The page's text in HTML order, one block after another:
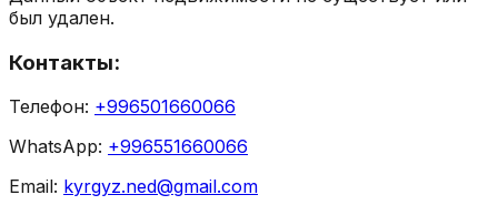
был удален.
Контакты:
Телефон: +996501660066
WhatsApp: +996551660066
Email: kyrgyz.ned@gmail.com